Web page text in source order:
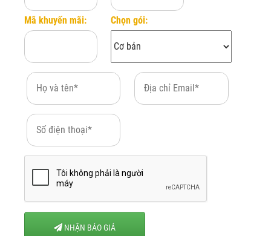
Mã khuyến mãi: Chọn gói:
NHẬN BÁO GIÁ